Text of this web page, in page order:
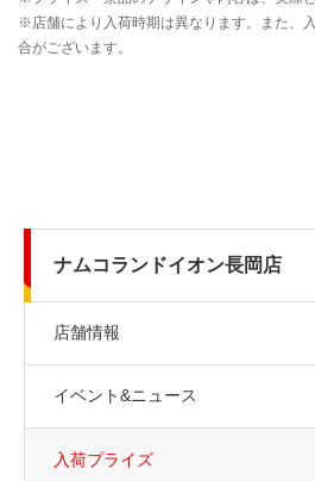
ナムコランドイオン長岡店
店舗情報
イベント&ニュース
入荷プライズ